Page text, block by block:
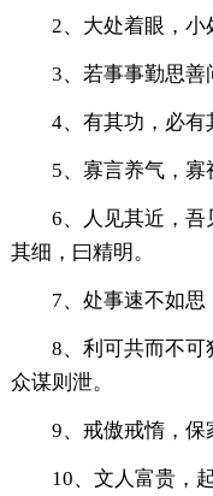
2、大处着眼，小
3、若事事勤思善
4、有其功，必有
5、寡言养气，寡
6、人见其近，
其细，曰精明。
7、处事速不如思
8、利可共而不可
众谋则泄。
9、戒傲戒惰，保
10、文人富贵，